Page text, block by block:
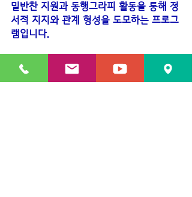
밑반찬 지원과 동행그라피 활동을 통해 정
서적 지지와 관계 형성을 도모하는 프로그
램입니다.
*사업 진행 과정에서 초기 선정 대상자 중
일부는 사업 목적에 부합하지 않거나 현